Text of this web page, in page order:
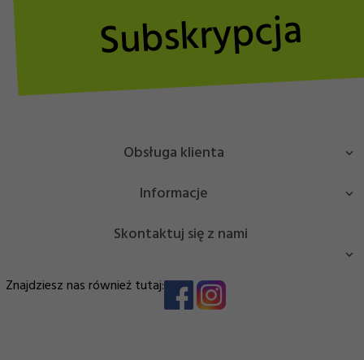
Subskrypcja
Obsługa klienta
Informacje
Skontaktuj się z nami
napisz!
EDJ Trade Sp. z o.o.
Znajdziesz nas również tutaj: